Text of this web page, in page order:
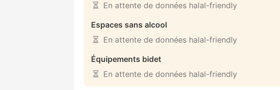
En attente de données halal-friendly
Espaces sans alcool
En attente de données halal-friendly
Équipements bidet
En attente de données halal-friendly